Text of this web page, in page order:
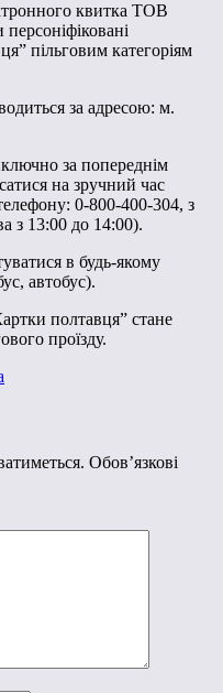
квитка ТОВ
пільговим категоріям
за адресою: м.
за попереднім
на зручний час
0-800-400-304, з
з 13:00 до 14:00).
в будь-якому
автобус).
полтавця” стане
проїзду.
Обов’язкові